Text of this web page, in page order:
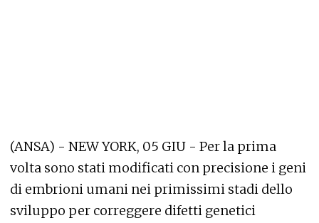
(ANSA) - NEW YORK, 05 GIU - Per la prima
volta sono stati modificati con precisione i geni
di embrioni umani nei primissimi stadi dello
sviluppo per correggere difetti genetici